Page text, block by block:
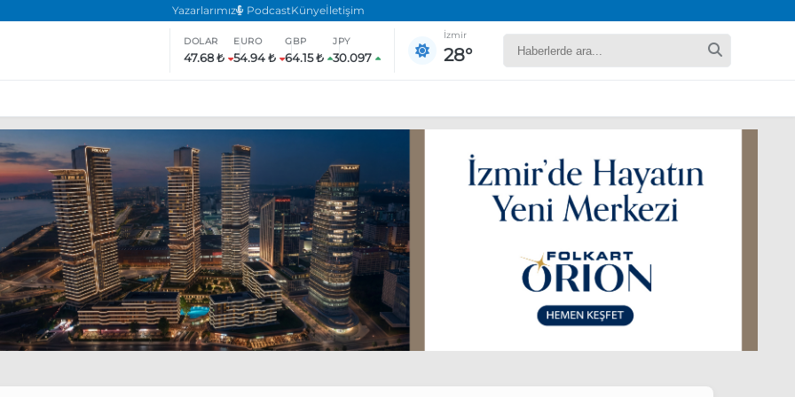
Yazarlarımız PodcastKünyeİletişim
DOLAR
47.68 ₺
EURO
54.94 ₺
GBP
64.15 ₺
JPY
30.097
İzmir
28°
eylem yasağı uzatıldı
Özgür Özel, Ekrem İmamoğlu’nu ziyaret edecek
daha katılmama kararı aldı
Boykot